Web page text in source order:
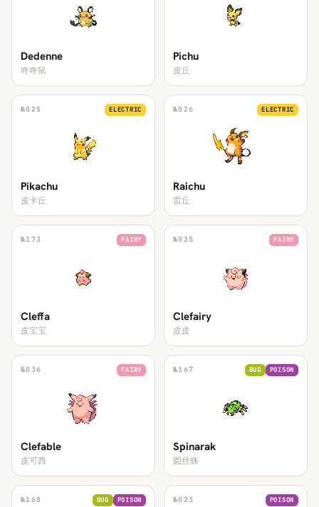
Dedenne
咚咚鼠
Pichu
皮丘
№025 ELECTRIC
Pikachu
皮卡丘
№026 ELECTRIC
Raichu
雷丘
№173 FAIRY
Cleffa
皮宝宝
№035 FAIRY
Clefairy
皮皮
№036 FAIRY
Clefable
皮可西
№167 BUG POISON
Spinarak
圆丝蛛
№168 BUG POISON №023 POISON